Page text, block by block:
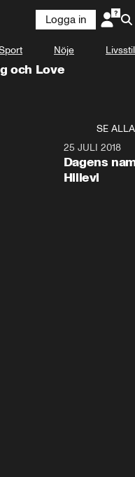
Logga in
Nöje Livsstil
och Love
SE ALLA
25 JULI 2018
Dagens
Hillevi